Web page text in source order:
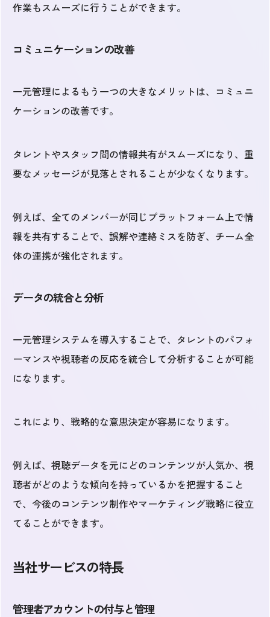
作業もスムーズに行うことができます。
コミュニケーションの改善
一元管理によるもう一つの大きなメリットは、コミュニ
ケーションの改善です。
タレントやスタッフ間の情報共有がスムーズになり、重
要なメッセージが見落とされることが少なくなります。
例えば、全てのメンバーが同じプラットフォーム上で情
報を共有することで、誤解や連絡ミスを防ぎ、チーム全
体の連携が強化されます。
データの統合と分析
一元管理システムを導入することで、タレントのパフォ
ーマンスや視聴者の反応を統合して分析することが可能
になります。
これにより、戦略的な意思決定が容易になります。
例えば、視聴データを元にどのコンテンツが人気か、視
聴者がどのような傾向を持っているかを把握すること
で、今後のコンテンツ制作やマーケティング戦略に役立
てることができます。
当社サービスの特長
管理者アカウントの付与と管理